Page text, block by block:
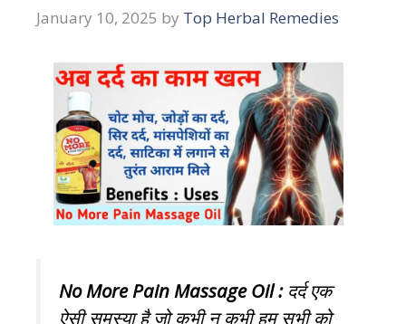
January 10, 2025 by Top Herbal Remedies
No More Pain Massage Oil :दर्दएक
ऐसी समस्या है जो कभी न कभी हम सभी को